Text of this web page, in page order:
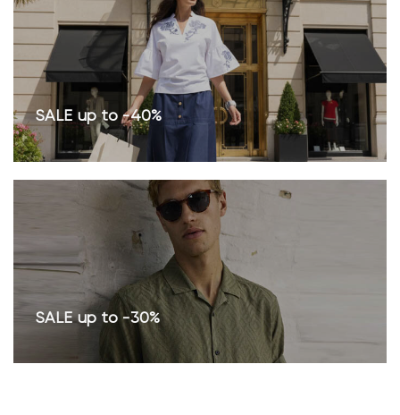
SALE up to -40%
SALE up to -30%